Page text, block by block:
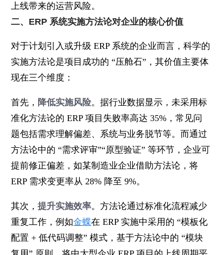
上线带来的运营风险。
二、ERP 系统实施方法论对企业的核心价值
对于计划引入或升级 ERP 系统的企业而言，科学的
实施方法论是项目成功的 “压舱石”，其价值主要体
现在三个维度：
首先， 降低实施风险。据行业数据显示，未采用标
准化方法论的 ERP 项目失败率高达 35%，常见问
题包括需求理解偏差、系统与业务脱节等。而通过
方法论中的 “需求评审”“原型验证” 等环节，企业可
提前修正偏差，如某制造业企业借助方法论，将
ERP 需求变更率从 28% 降至 9%。
其次，提升实施效率。方法论通过标准化流程减少
重复工作，例如金蝶在 ERP 实施中采用的 “模板化
配置 + 低代码调整” 模式，基于方法论中的 “模块